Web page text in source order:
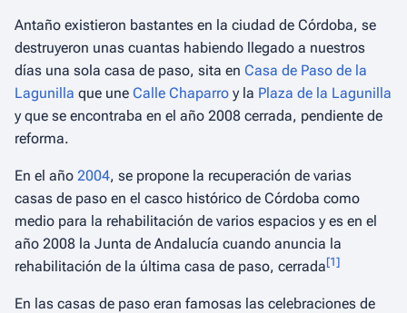
Antaño existieron bastantes en la ciudad de Córdoba, se
destruyeron unas cuantas habiendo llegado a nuestros
días una sola casa de paso, sita en Casa de Paso de la
Lagunilla que une Calle Chaparro y la Plaza de la Lagunilla
y que se encontraba en el año 2008 cerrada, pendiente de
reforma.
En el año 2004, se propone la recuperación de varias
casas de paso en el casco histórico de Córdoba como
medio para la rehabilitación de varios espacios y es en el
año 2008 la Junta de Andalucía cuando anuncia la
rehabilitación de la última casa de paso, cerrada[1]
En las casas de paso eran famosas las celebraciones de